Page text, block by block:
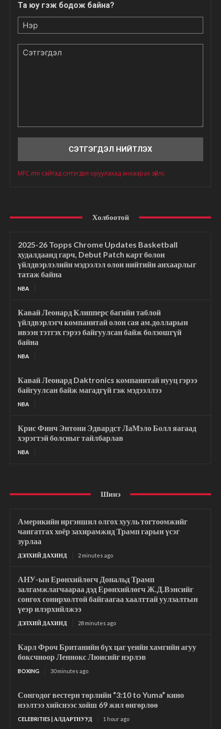
Та юу гэж бодож байна?
MFC.mn сайтад сэтгэгдэл оруулахад анхаарах зүйлс
Холбоотой
2025-26 Topps Chrome Updates Basketball
худалдаанд гарч, Debut Patch карт болон
үйлдвэрлэлийн мэдээлэл олон нийтийн анхаарлыг
татаж байна
NBA
Кавай Леонард Клипперс багийн таблой
үйлдвэрлэгч компанитай олон сая ам.долларын
ивээн тэтгэх гэрээ байгуулсан байж болзошгүй
байна
NBA
Кавай Леонард Daktronics компанитай нууц гэрээ
байгуулсан байж магадгүй гэж мэдээллээ
NBA
Крис Финч Энтони Эдвардст ЛаМэло Болл яагаад
хэрэгтэй болсныг тайлбарлав
NBA
Шинэ
Америкийн иргэншил олгох хууль тогтоомжийг
чангатгах хоёр захирамжид Трамп гарын үсэг
зурлаа
ДЭЛХИЙ ДАХИНД 2 minutes ago
АНУ-ын Ерөнхийлөгч Дональд Трамп
залгамжлагчаараа дэд Ерөнхийлөгч Ж.Д.Вэнсийг
сонгох сонирхолтой байгаагаа хаалттай уулзалтын
үеэр илэрхийлжээ
ДЭЛХИЙ ДАХИНД 28 minutes ago
Карл Фроч Британийн бүх цаг үеийн хамгийн агуу
боксчноор Леннокс Люисийг нэрлэв
BOXING 30 minutes ago
Сонгодог вестерн төрлийн “3:10 to Yuma” кино
нээлтээ хийснээс хойш 69 жил өнгөрлөө
CELEBRITIES | АЛДАРТНУУД 1 hour ago